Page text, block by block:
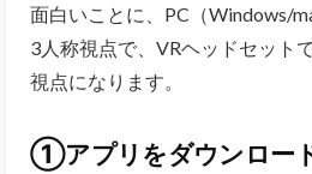
面白いことに、PC（Windows/
3人称視点で、VRヘッドセット
視点になります。
①アプリをダウンロー